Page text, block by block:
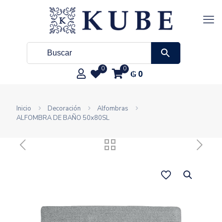
0 0 ₲0
Inicio Decoración
Alfombras
ALFOMBRA DE BAÑO 50x80SL